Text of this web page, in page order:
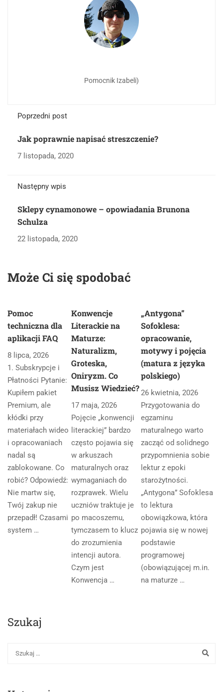
Pomocnik Izabeli)
Poprzedni post
Jak poprawnie napisać streszczenie?
7 listopada, 2020
Następny wpis
Sklepy cynamonowe – opowiadania Brunona
Schulza
22 listopada, 2020
Może Ci się spodobać
Pomoc
techniczna dla
aplikacji FAQ
8 lipca, 2026
1. Subskrypcje i
Płatności Pytanie:
Kupiłem pakiet
Premium, ale
kłódki przy
materiałach wideo
i opracowaniach
nadal są
zablokowane. Co
robić? Odpowiedź:
Nie martw się,
Twój zakup nie
przepadł! Czasami
system …
Konwencje
Literackie na
Maturze:
Naturalizm,
Groteska,
Oniryzm. Co
Musisz Wiedzieć?
17 maja, 2026
Pojęcie „konwencji
literackiej” bardzo
często pojawia się
w arkuszach
maturalnych oraz
wymaganiach do
rozprawek. Wielu
uczniów traktuje je
po macoszemu,
tymczasem to klucz
do zrozumienia
intencji autora.
Czym jest
Konwencja …
„Antygona”
Sofoklesa:
opracowanie,
motywy i pojęcia
(matura z języka
polskiego)
26 kwietnia, 2026
Przygotowania do
egzaminu
maturalnego warto
zacząć od solidnego
przypomnienia sobie
lektur z epoki
starożytności.
„Antygona” Sofoklesa
to lektura
obowiązkowa, która
pojawia się w nowej
podstawie
programowej
(obowiązującej m.in.
na maturze …
Szukaj